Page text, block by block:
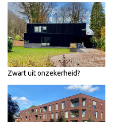
Zwart uit onzekerheid?